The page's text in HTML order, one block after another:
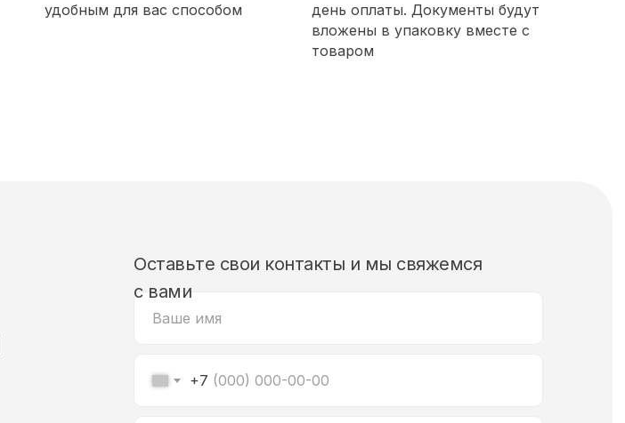
удобным для вас способом
день оплаты. Документы будут
вложены в упаковку вместе с
товаром
+7
Оставьте свои контакты и мы свяжемся
с вами